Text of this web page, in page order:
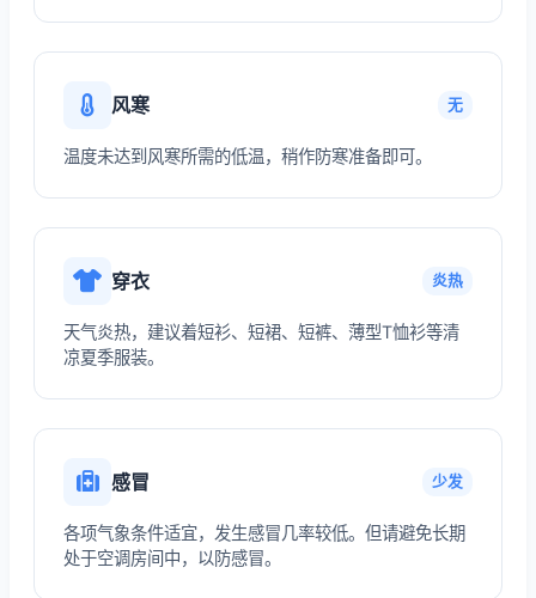
风寒 无
温度未达到风寒所需的低温，稍作防寒准备即可。
穿衣 炎热
天气炎热，建议着短衫、短裙、短裤、薄型T恤衫等清
凉夏季服装。
感冒 少发
各项气象条件适宜，发生感冒几率较低。但请避免长期
处于空调房间中，以防感冒。